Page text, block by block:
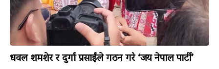
धवल शमशेर र दुर्गा प्रसाईंले गठन गरे ‘जय नेपाल पार्टी’